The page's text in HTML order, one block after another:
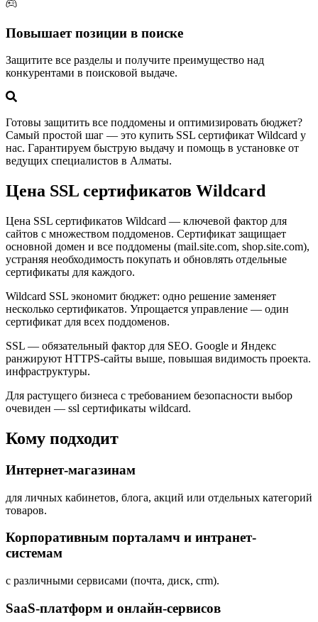
Повышает позиции в поиске
Защитите все разделы и получите преимущество над
конкурентами в поисковой выдаче.
Готовы защитить все поддомены и оптимизировать бюджет?
Самый простой шаг — это купить SSL сертификат Wildcard у
нас. Гарантируем быструю выдачу и помощь в установке от
ведущих специалистов в Алматы.
Цена SSL сертификатов Wildcard
Цена SSL сертификатов Wildcard — ключевой фактор для
сайтов с множеством поддоменов. Сертификат защищает
основной домен и все поддомены (mail.site.com, shop.site.com),
устраняя необходимость покупать и обновлять отдельные
сертификаты для каждого.
Wildcard SSL экономит бюджет: одно решение заменяет
несколько сертификатов. Упрощается управление — один
сертификат для всех поддоменов.
SSL — обязательный фактор для SEO. Google и Яндекс
ранжируют HTTPS-сайты выше, повышая видимость проекта.
инфраструктуры.
Для растущего бизнеса с требованием безопасности выбор
очевиден — ssl сертификаты wildcard.
Кому подходит
Интернет-магазинам
для личных кабинетов, блога, акций или отдельных категорий
товаров.
Корпоративным порталамч и интранет-
системам
с различными сервисами (почта, диск, crm).
SaaS-платформ и онлайн-сервисов